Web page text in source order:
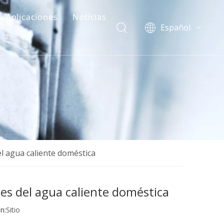
Aplicaciones
Noticias
Español
简体中文
Italiano
agua caliente doméstica
del agua caliente doméstica
Sitio